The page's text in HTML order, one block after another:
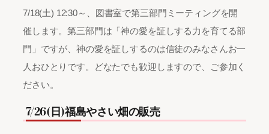
7/18(土) 12:30～、図書室で第三部門ミーティングを開
催します。第三部門は「神の愛を証しする力を育てる部
門」ですが、神の愛を証しするのは信徒のみなさんお一
人おひとりです。どなたでも歓迎しますので、ご参加く
ださい。
7/26(日)福島やさい畑の販売